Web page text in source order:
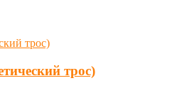
трос)